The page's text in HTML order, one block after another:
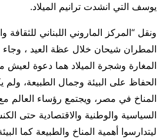
يوسف التي انشدت ترانيم الميلاد.
ونقل “المركز الماروني اللبناني للثقافة
المطران شيحان خلال عظة العيد ، وجاء
المغارة وشجرة الميلاد هما دعوة لعيش
الحفاظ على البيئة وجمال الطبيعة، ولم
المناخ في مصر، ويجتمع رؤساء العالم
السياسية والوطنية والاقتصادية حتى
ليتدارسوا أهمية المناخ والطبيعة كما